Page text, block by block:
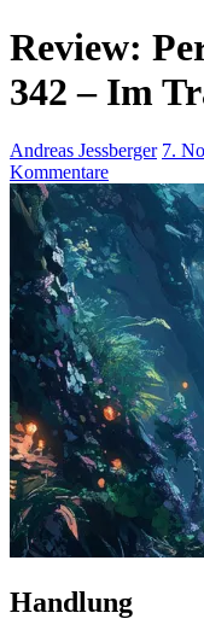
Review:
342 – Im
Andreas Jessberger 7.
Kommentare
Handlung